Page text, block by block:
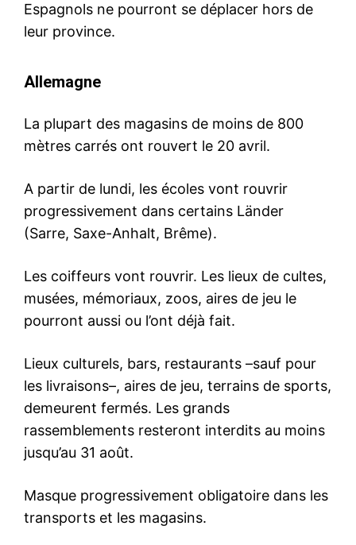
Espagnols ne pourront se déplacer hors de
leur province.
Allemagne
La plupart des magasins de moins de 800
mètres carrés ont rouvert le 20 avril.
A partir de lundi, les écoles vont rouvrir
progressivement dans certains Länder
(Sarre, Saxe-Anhalt, Brême).
Les coiffeurs vont rouvrir. Les lieux de cultes,
musées, mémoriaux, zoos, aires de jeu le
pourront aussi ou l’ont déjà fait.
Lieux culturels, bars, restaurants –sauf pour
les livraisons–, aires de jeu, terrains de sports,
demeurent fermés. Les grands
rassemblements resteront interdits au moins
jusqu’au 31 août.
Masque progressivement obligatoire dans les
transports et les magasins.